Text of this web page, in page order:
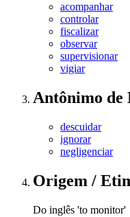
acompanhar
controlar
fiscalizar
observar
supervisionar
vigiar
Antônimo de
descuidar
ignorar
negligenciar
Origem /
Do inglês 'to monitor'